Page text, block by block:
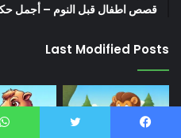
قصص اطفال قبل النوم – أجمل
Last Modified Posts